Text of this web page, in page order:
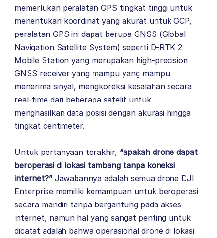
memerlukan peralatan GPS tingkat tinggi untuk
menentukan koordinat yang akurat untuk GCP,
peralatan GPS ini dapat berupa GNSS (Global
Navigation Satellite System) seperti D-RTK 2
Mobile Station yang merupakan high-precision
GNSS receiver yang mampu yang mampu
menerima sinyal, mengkoreksi kesalahan secara
real-time dari beberapa satelit untuk
menghasilkan data posisi dengan akurasi hingga
tingkat centimeter.
Untuk pertanyaan terakhir, “apakah drone dapat
beroperasi di lokasi tambang tanpa koneksi
internet?”Jawabannya adalah semua drone DJI
Enterprise memiliki kemampuan untuk beroperasi
secara mandiri tanpa bergantung pada akses
internet, namun hal yang sangat penting untuk
dicatat adalah bahwa operasional drone di lokasi